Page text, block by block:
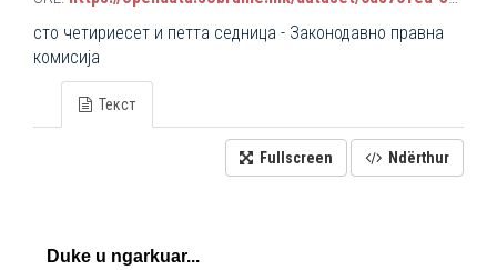
сто четириесет и петта седница - Законодавно правна
комисија
Текст
Fullscreen Ndërthur